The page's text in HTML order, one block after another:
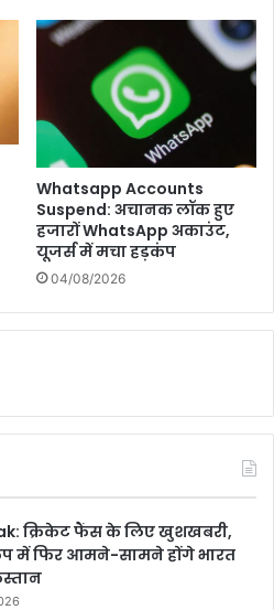
Whatsapp Accounts
Suspend: अचानक लॉक हुए
हजारों WhatsApp अकाउंट,
यूजर्स में मचा हड़कंप
04/08/2026
क्रिकेट फैंस के लिए खुशखबरी,
में फिर आमने-सामने होंगे भारत